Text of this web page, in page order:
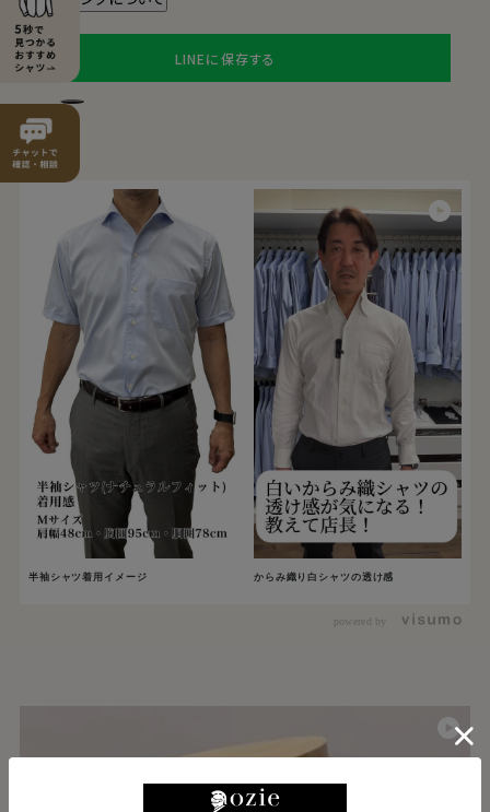
LINEに保存する
半袖シャツ着用イメージ からみ織り白シャツの透け感
powered by